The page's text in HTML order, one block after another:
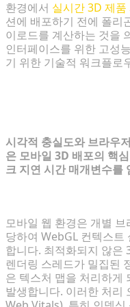
환경에서 실시간 3D 제품
션에 배포하기 전에 폴리
이로드를 계산하는 것을
인터페이스를 위한 고성
기 위한 기술적 워크플로
시각적 충실도와 브라우
은 모바일 3D 배포의 핵
크 지연 시간 매개변수를
모바일 웹 환경은 개별
당하여 WebGL 컨텍스
합니다. 최적화되지 않은
렌더링 스레드가 밀집된
은 텍스처 맵을 처리하게
발생합니다. 이러한 처리